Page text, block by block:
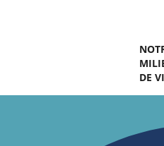
DE